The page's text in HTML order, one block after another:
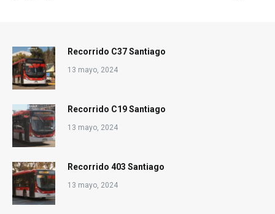
Recorrido C37 Santiago
13 mayo, 2024
Recorrido C19 Santiago
13 mayo, 2024
Recorrido 403 Santiago
13 mayo, 2024